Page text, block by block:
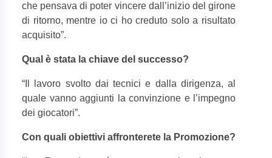
che pensava di poter vincere dall’inizio del girone
di ritorno, mentre io ci ho creduto solo a risultato
acquisito”.
Qual è stata la chiave del successo?
“ Il lavoro svolto dai tecnici e dalla dirigenza, al
quale vanno aggiunti la convinzione e l’impegno
dei giocatori”.
Con quali obiettivi affronterete la Promozione?